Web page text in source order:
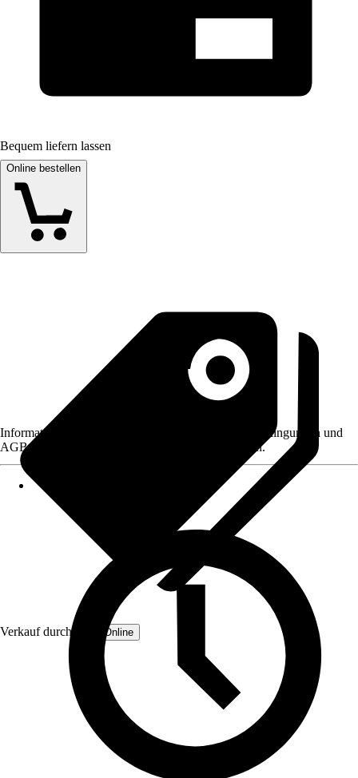
Bequem liefern lassen
Online bestellen
Verkauf durch: TTF-Online
Informationen des Verkäufers, wie z. B. Rückgabebedingungen und
AGB, finden Sie bei Klick auf den Verkäufernamen.